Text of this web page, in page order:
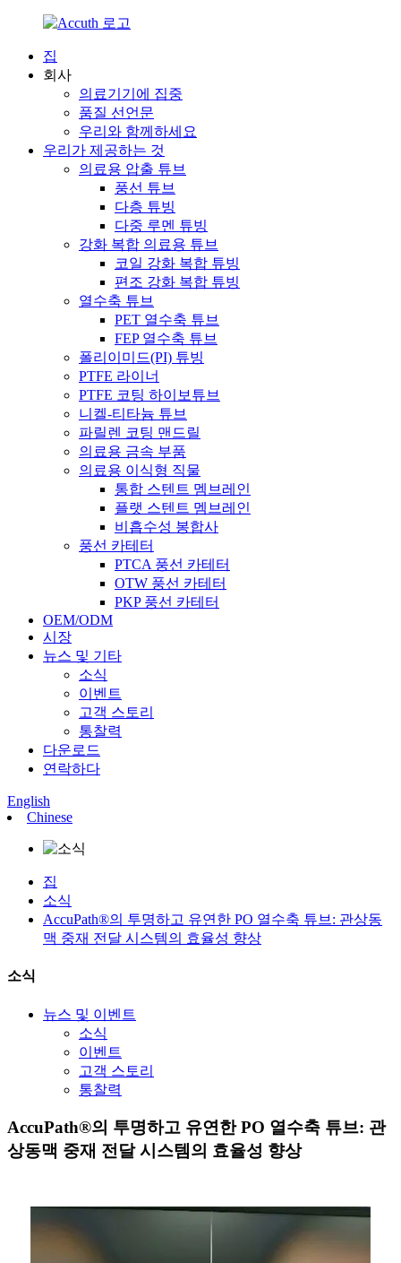
집
회사
의료기기에 집중
품질 선언문
우리와 함께하세요
우리가 제공하는 것
의료용 압출 튜브
풍선 튜브
다층 튜빙
다중 루멘 튜빙
강화 복합 의료용 튜브
코일 강화 복합 튜빙
편조 강화 복합 튜빙
열수축 튜브
PET 열수축 튜브
FEP 열수축 튜브
폴리이미드(PI) 튜빙
PTFE 라이너
PTFE 코팅 하이보튜브
니켈-티타늄 튜브
파릴렌 코팅 맨드릴
의료용 금속 부품
의료용 이식형 직물
통합 스텐트 멤브레인
플랫 스텐트 멤브레인
비흡수성 봉합사
풍선 카테터
PTCA 풍선 카테터
OTW 풍선 카테터
PKP 풍선 카테터
OEM/ODM
시장
뉴스 및 기타
소식
이벤트
고객 스토리
통찰력
다운로드
연락하다
English
Chinese
집
소식
AccuPath®의 투명하고 유연한 PO 열수축 튜브: 관상동
맥 중재 전달 시스템의 효율성 향상
소식
뉴스 및 이벤트
소식
이벤트
고객 스토리
통찰력
AccuPath®의 투명하고 유연한 PO 열수축 튜브: 관
상동맥 중재 전달 시스템의 효율성 향상